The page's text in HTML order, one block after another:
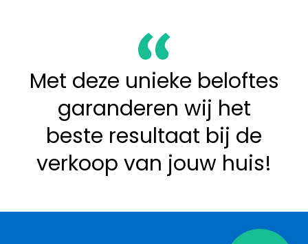
Met deze unieke beloftes
garanderen wij het
beste resultaat bij de
verkoop van jouw huis!